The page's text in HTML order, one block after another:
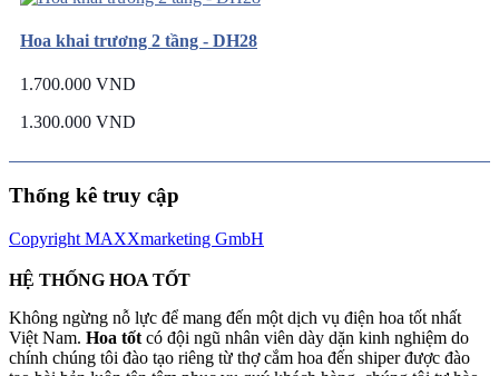
Hoa khai trương 2 tầng - DH28
1.700.000 VND
1.300.000 VND
Thống kê truy cập
Copyright MAXXmarketing GmbH
HỆ THỐNG HOA TỐT
Không ngừng nỗ lực để mang đến một dịch vụ điện hoa tốt nhất
Việt Nam. Hoa tốt có đội ngũ nhân viên dày dặn kinh nghiệm do
chính chúng tôi đào tạo riêng từ thợ cắm hoa đến shiper được đào